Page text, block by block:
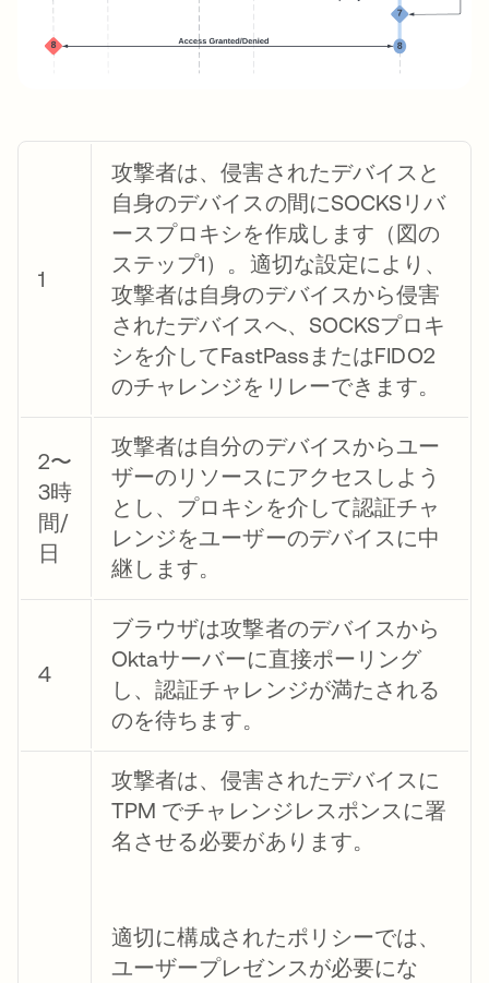
1
攻撃者は、侵害されたデバイスと
自身のデバイスの間にSOCKSリバ
ースプロキシを作成します（図の
ステップ1）。適切な設定により、
攻撃者は自身のデバイスから侵害
されたデバイスへ、SOCKSプロキ
シを介してFastPassまたはFIDO2
のチャレンジをリレーできます。
2〜
3時
間/
日
攻撃者は自分のデバイスからユー
ザーのリソースにアクセスしよう
とし、プロキシを介して認証チャ
レンジをユーザーのデバイスに中
継します。
4
ブラウザは攻撃者のデバイスから
Oktaサーバーに直接ポーリング
し、認証チャレンジが満たされる
のを待ちます。
攻撃者は、侵害されたデバイスに
TPM でチャレンジレスポンスに署
名させる必要があります。
適切に構成されたポリシーでは、
ユーザープレゼンスが必要にな